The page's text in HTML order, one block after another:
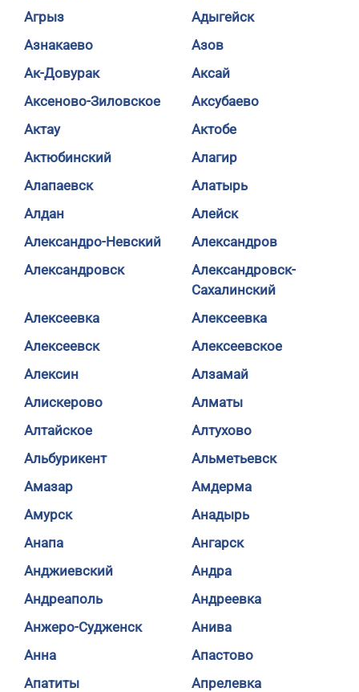
Агрыз
Адыгейск
Азнакаево
Азов
Ак-Довурак
Аксай
Аксеново-Зиловское
Аксубаево
Актау
Актобе
Актюбинский
Алагир
Алапаевск
Алатырь
Алдан
Алейск
Александро-Невский
Александров
Александровск
Александровск-
Сахалинский
Алексеевка
Алексеевка
Алексеевск
Алексеевское
Алексин
Алзамай
Алискерово
Алматы
Алтайское
Алтухово
Альбурикент
Альметьевск
Амазар
Амдерма
Амурск
Анадырь
Анапа
Ангарск
Анджиевский
Андра
Андреаполь
Андреевка
Анжеро-Судженск
Анива
Анна
Апастово
Апатиты
Апрелевка